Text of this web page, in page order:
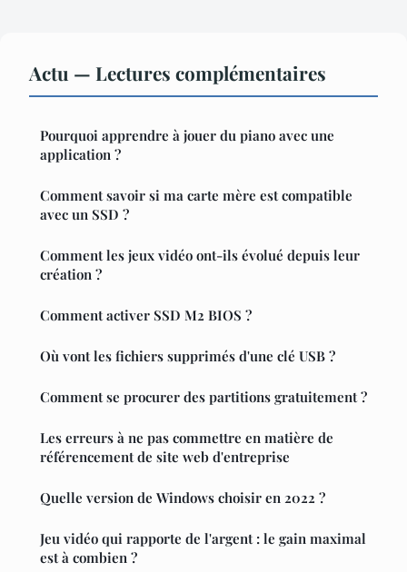
Actu — Lectures complémentaires
Pourquoi apprendre à jouer du piano avec une
application ?
Comment savoir si ma carte mère est compatible
avec un SSD ?
Comment les jeux vidéo ont-ils évolué depuis leur
création ?
Comment activer SSD M2 BIOS ?
Où vont les fichiers supprimés d'une clé USB ?
Comment se procurer des partitions gratuitement ?
Les erreurs à ne pas commettre en matière de
référencement de site web d'entreprise
Quelle version de Windows choisir en 2022 ?
Jeu vidéo qui rapporte de l'argent : le gain maximal
est à combien ?